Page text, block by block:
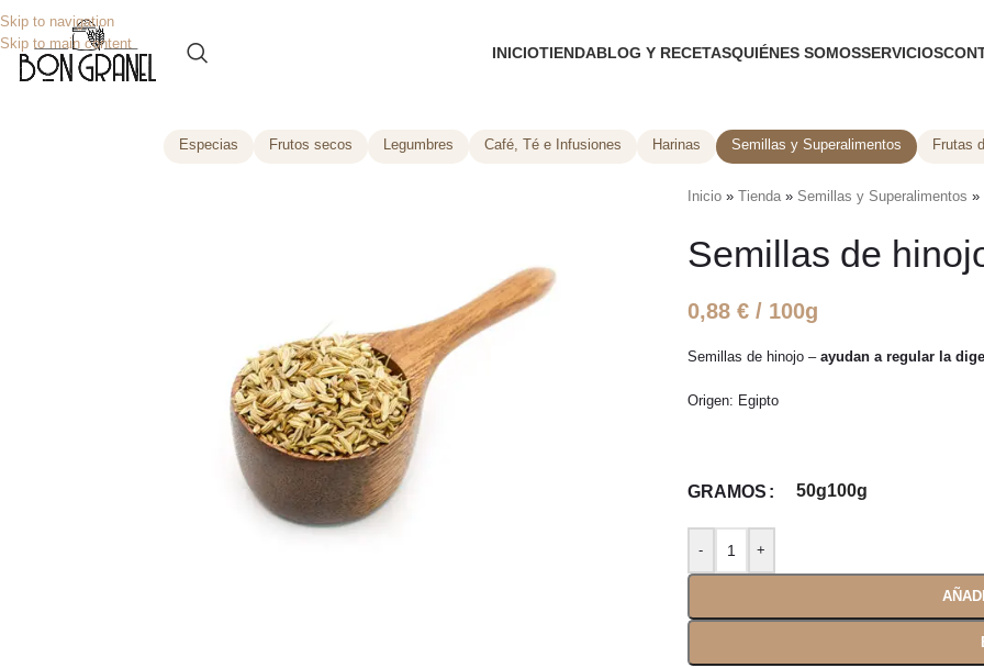
Skip to navigation
Skip to main content
INICIOTIENDABLOG Y RECETASQUIÉNES SOMOSSERVICIOS
Especias Frutos secos Legumbres Café, Té e Infusiones Harinas Semillas y Superalimentos Frutas
Inicio» Tienda» Semillas y Superalimentos »
Semillas de
0,88 €/ 100g
Semillas de hinojo – ayudan a regular la
Origen: Egipto
GRAMOS 50g100g